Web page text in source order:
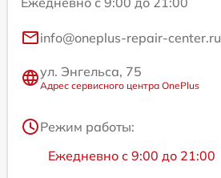
info@oneplus-repair-center.ru
ул. Энгельса, 75
Адрес сервисного центра OnePlus
Режим работы:
Ежедневно с 9:00 до 21:00